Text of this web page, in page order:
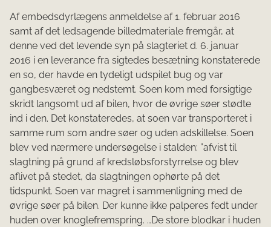
Af embedsdyrlægens anmeldelse af 1. februar 2016
samt af det ledsagende billedmateriale fremgår, at
denne ved det levende syn på slagteriet d. 6. januar
2016 i en leverance fra sigtedes besætning konstaterede
en so, der havde en tydeligt udspilet bug og var
gangbesværet og nedstemt. Soen kom med forsigtige
skridt langsomt ud af bilen, hvor de øvrige søer stødte
ind i den. Det konstateredes, at soen var transporteret i
samme rum som andre søer og uden adskillelse. Soen
blev ved nærmere undersøgelse i stalden: ”afvist til
slagtning på grund af kredsløbsforstyrrelse og blev
aflivet på stedet, da slagtningen ophørte på det
tidspunkt. Soen var magret i sammenligning med de
øvrige søer på bilen. Der kunne ikke palperes fedt under
huden over knoglefremspring. …De store blodkar i huden